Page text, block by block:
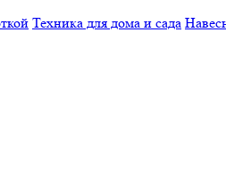
Техника для дома и сада